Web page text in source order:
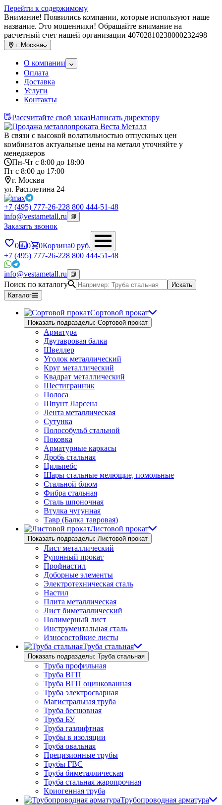
Перейти к содержимому
Внимание! Появились компании, которые используют наше
название. Это мошенники! Обращайте внимание на
расчетный счет нашей организации 40702810238000232498
г. Москва
О компании
Оплата
Доставка
Услуги
Контакты
Рассчитайте свой заказНаписать директору
В связи с высокой волатильностью отпускных цен
комбинатов актуальные цены на металл уточняйте у
менеджеров
Пн-Чт с 8:00 до 18:00
Пт с 8:00 до 17:00
г. Москва
ул. Расплетина 24
+7 (495) 777-26-228 800 444-51-48
info@vestametall.ru
Заказать звонок
0 0 0Корзина0 руб.
+7 (495) 777-26-228 800 444-51-48
info@vestametall.ru
Поиск по каталогу
Искать
Каталог
Сортовой прокат
Показать подразделы: Сортовой прокат
Арматура
Двутавровая балка
Швеллер
Уголок металлический
Круг металлический
Квадрат металлический
Шестигранник
Полоса
Шпунт Ларсена
Лента металлическая
Сутунка
Полособульб стальной
Поковка
Арматурные каркасы
Дробь стальная
Цильпебс
Шары стальные мелющие, помольные
Стальной блюм
Фибра стальная
Сталь шпоночная
Втулка чугунная
Тавр (Балка тавровая)
Листовой прокат
Показать подразделы: Листовой прокат
Лист металлический
Рулонный прокат
Профнастил
Доборные элементы
Электротехническая сталь
Настил
Плита металлическая
Лист биметаллический
Полимерный лист
Инструментальная сталь
Износостойкие листы
Труба стальная
Показать подразделы: Труба стальная
Труба профильная
Труба ВГП
Труба ВГП оцинкованная
Труба электросварная
Магистральная труба
Труба бесшовная
Труба БУ
Труба газлифтная
Трубы в изоляции
Труба овальная
Прецизионные трубы
Трубы ГВС
Труба биметаллическая
Труба стальная жаропрочная
Криогенная труба
Трубопроводная арматура